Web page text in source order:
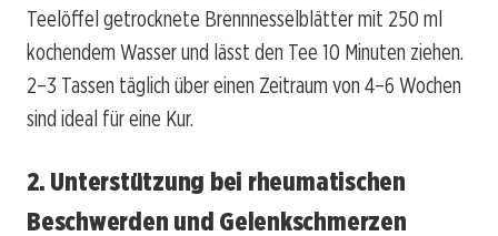
Teelöffel getrocknete Brennnesselblätter mit 250 ml
kochendem Wasser und lässt den Tee 10 Minuten ziehen.
2–3 Tassen täglich über einen Zeitraum von 4–6 Wochen
sind ideal für eine Kur.
2. Unterstützung bei rheumatischen
Beschwerden und Gelenkschmerzen